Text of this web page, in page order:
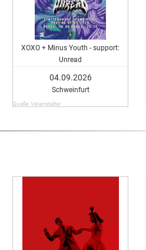
XOXO + Minus Youth - support:
Unread
04.09.2026
Schweinfurt
Quelle: Veranstalter